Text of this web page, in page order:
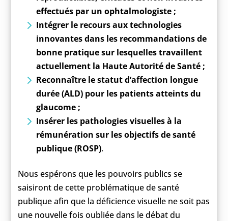
effectués par un ophtalmologiste ;
Intégrer le recours aux technologies
innovantes dans les recommandations de
bonne pratique sur lesquelles travaillent
actuellement la Haute Autorité de Santé ;
Reconnaître le statut d’affection longue
durée (ALD) pour les patients atteints du
glaucome ;
Insérer les pathologies visuelles à la
rémunération sur les objectifs de santé
publique (ROSP).
Nous espérons que les pouvoirs publics se
saisiront de cette problématique de santé
publique afin que la déficience visuelle ne soit pas
une nouvelle fois oubliée dans le débat du